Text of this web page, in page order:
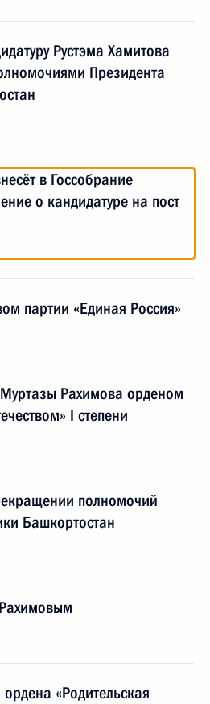
Рустэма Хамитова
Президента
в Госсобрание
о кандидатуре на пост
партии «Единая Россия»
Рахимова орденом
I степени
полномочий
Башкортостан
«Родительская